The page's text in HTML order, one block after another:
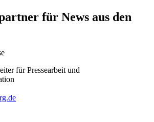
für News aus den
für Pressearbeit und